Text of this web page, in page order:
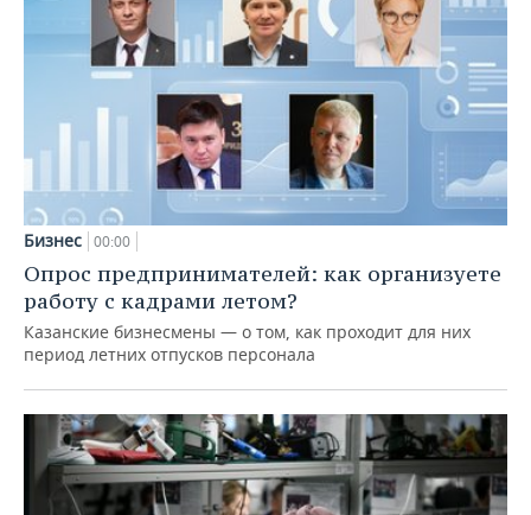
Бизнес 00:00
Опрос предпринимателей: как организуете
работу с кадрами летом?
Казанские бизнесмены — о том, как проходит для них
период летних отпусков персонала